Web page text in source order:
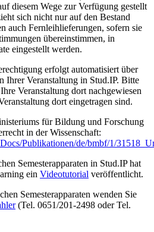
diesem Wege zur Verfügung gestellt
sich nicht nur auf den Bestand
auch Fernleihlieferungen, sofern sie
übereinstimmen, in
eingestellt werden.
erfolgt automatisiert über
Ihrer Veranstaltung in Stud.IP. Bitte
Veranstaltung dort nachgewiesen
dort eingetragen sind.
für Bildung und Forschung
in der Wissenschaft:
Publikationen/de/bmbf/1/
Semesterapparaten in Stud.IP hat
ein Videotutorial veröffentlicht.
Semesterapparaten wenden Sie
(Tel. 0651/201-2498 oder Tel.